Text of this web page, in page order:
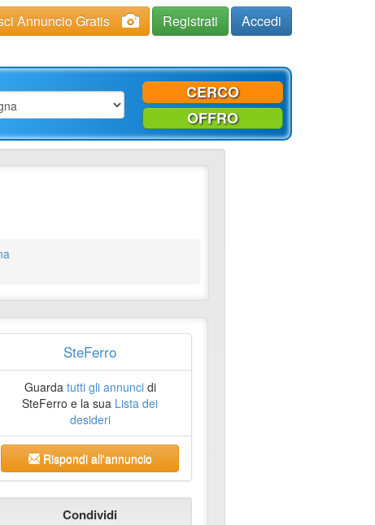
Annuncio Gratis Registrati Accedi
CERCO
OFFRO
SteFerro
Guarda tutti gli annuncidi
SteFerro e la sua Lista dei
desideri
Rispondi all'annuncio
Condividi